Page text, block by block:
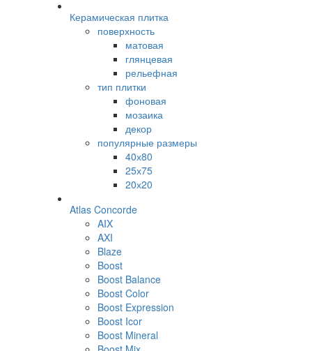
Керамическая плитка
поверхность
матовая
глянцевая
рельефная
тип плитки
фоновая
мозаика
декор
популярные размеры
40х80
25х75
20х20
Atlas Concorde
AIX
AXI
Blaze
Boost
Boost Balance
Boost Color
Boost Expression
Boost Icor
Boost Mineral